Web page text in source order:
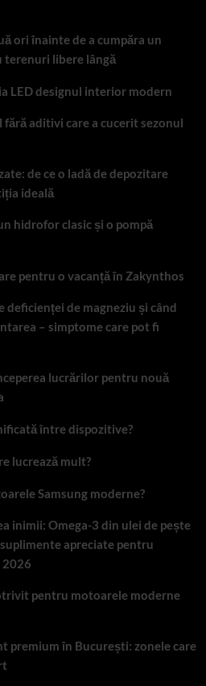
ori înainte de a cumpăra un
terenuri libere lângă
LED designul interior modern
aditivi care a cucerit sezonul
de ce o ladă de depozitare
ideală
hidrofor clasic și o pompă
pentru o vacanță în Zakynthos
deficienței de magneziu și când
– simptome care pot fi
lucrărilor pentru nouă
între dispozitive?
lucrează mult?
Samsung moderne?
inimii: Omega-3 din ulei de pește
apreciate pentru
2026
pentru motoarele moderne
premium în București: zonele care